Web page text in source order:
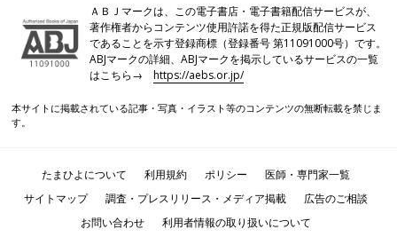
ＡＢＪマークは、この電子書店・電子書籍配信サービスが、
著作権者からコンテンツ使用許諾を得た正規版配信サービス
であることを示す登録商標（登録番号 第11091000号）です。
ABJマークの詳細、ABJマークを掲示しているサービスの一覧
はこちら→https://aebs.or.jp/
本サイトに掲載されている記事・写真・イラスト等のコンテンツの無断転載を禁じま
す。
たまひよについて 利用規約 ポリシー
医師・専門家一覧
サイトマップ
調査・プレスリリース・メディア掲載
広告のご相談
お問い合わせ
利用者情報の取り扱いについて